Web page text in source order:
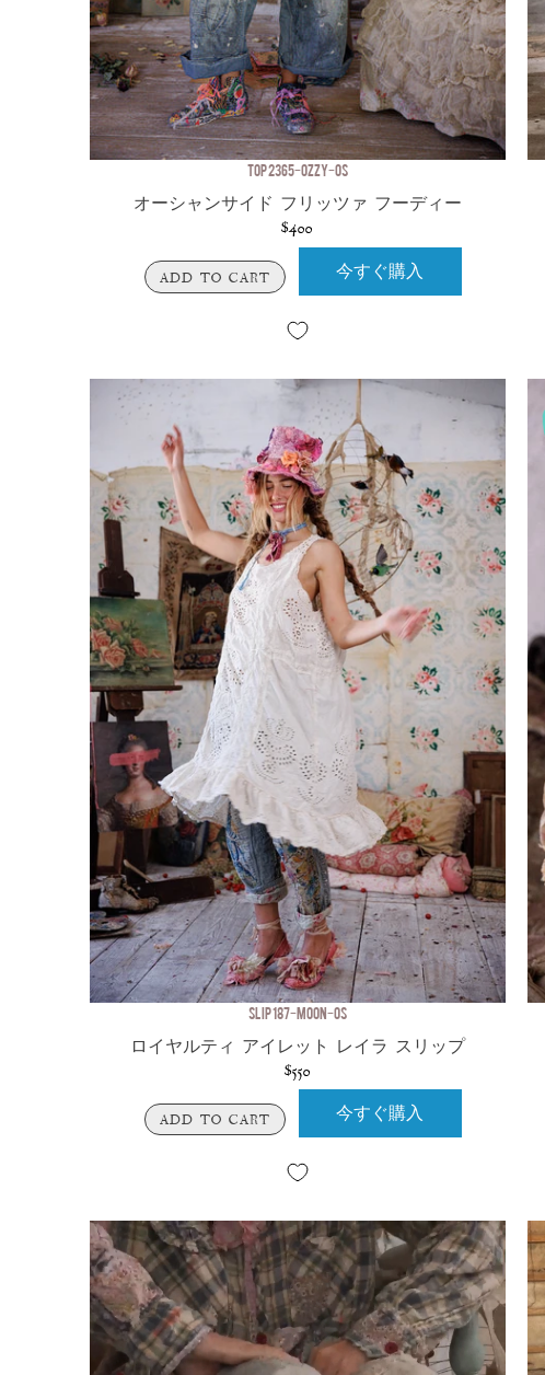
TOP 2365-OZZY-OS
オーシャンサイド フリッツァ フーディー
$400
ADD TO CART 今すぐ購入
SLIP 187-MOON-OS
ロイヤルティ アイレット レイラ スリップ
$550
ADD TO CART 今すぐ購入